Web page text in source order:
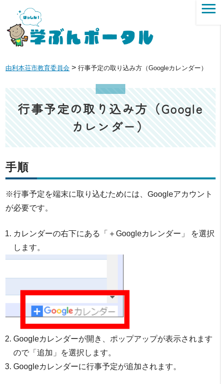
由利本荘市教育委員会 >行事予定の取り込み方（Googleカレンダー）
行事予定の取り込み方（Google
カレンダー）
手順
※行事予定を端末に取り込むためには、Googleアカウント
が必要です。
カレンダーの右下にある「＋Googleカレンダー」 を選択
します。
Googleカレンダーが開き、ポップアップが表示されます
ので「追加」を選択します。
Googleカレンダーに行事予定が追加されます。